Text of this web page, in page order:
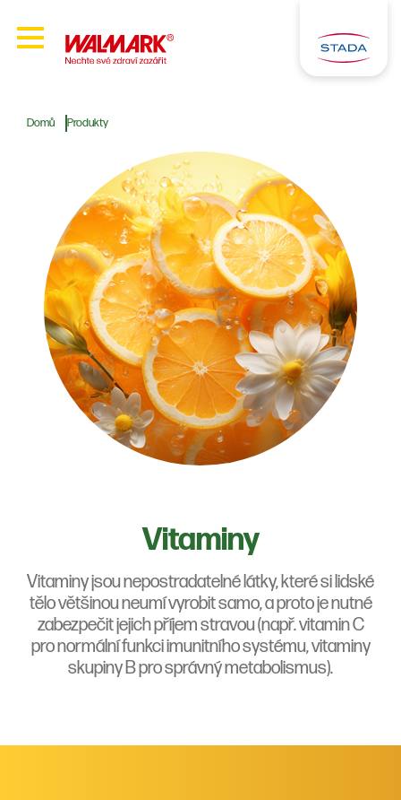
Domů Produkty
Vitaminy
Vitaminy jsou nepostradatelné látky, které si lidské
tělo většinou neumí vyrobit samo, a proto je nutné
zabezpečit jejich příjem stravou (např. vitamin C
pro normální funkci imunitního systému, vitaminy
skupiny B pro správný metabolismus).